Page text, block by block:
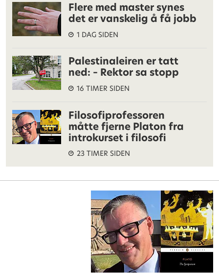
Flere med master synes
det er vanskelig å få jobb
1 DAG SIDEN
Palestinaleiren er tatt
ned: – Rektor sa stopp
16 TIMER SIDEN
Filosofiprofessoren
måtte fjerne Platon fra
introkurset i filosofi
23 TIMER SIDEN